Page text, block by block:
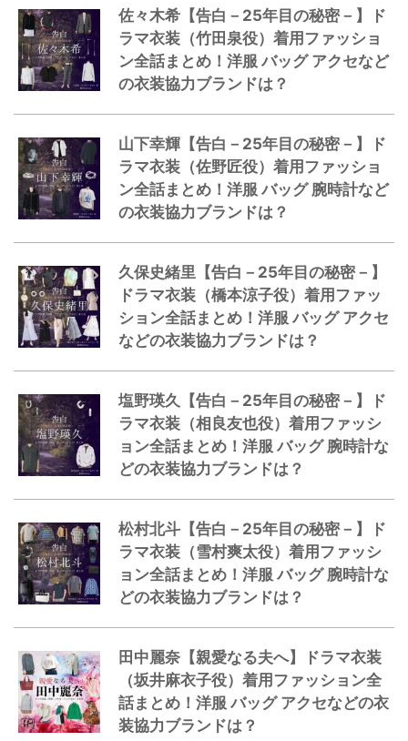
佐々木希【告白－25年目の秘密－】ド
ラマ衣装（竹田泉役）着用ファッショ
ン全話まとめ！洋服 バッグ アクセなど
の衣装協力ブランドは？
山下幸輝【告白－25年目の秘密－】ド
ラマ衣装（佐野匠役）着用ファッショ
ン全話まとめ！洋服 バッグ 腕時計など
の衣装協力ブランドは？
久保史緒里【告白－25年目の秘密－】
ドラマ衣装（橋本涼子役）着用ファッ
ション全話まとめ！洋服 バッグ アクセ
などの衣装協力ブランドは？
塩野瑛久【告白－25年目の秘密－】ド
ラマ衣装（相良友也役）着用ファッシ
ョン全話まとめ！洋服 バッグ 腕時計な
どの衣装協力ブランドは？
松村北斗【告白－25年目の秘密－】ド
ラマ衣装（雪村爽太役）着用ファッシ
ョン全話まとめ！洋服 バッグ 腕時計な
どの衣装協力ブランドは？
田中麗奈【親愛なる夫へ】ドラマ衣装
（坂井麻衣子役）着用ファッション全
話まとめ！洋服 バッグ アクセなどの衣
装協力ブランドは？